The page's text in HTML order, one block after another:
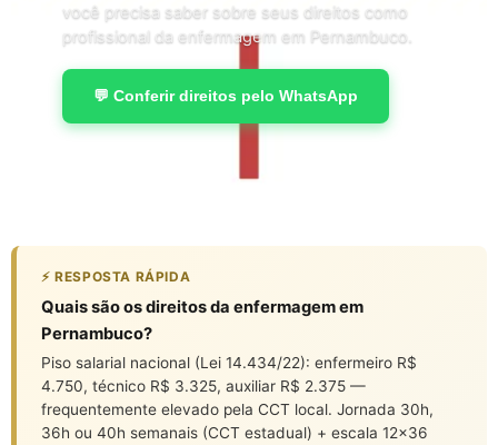
você precisa saber sobre seus direitos como
profissional da enfermagem em Pernambuco.
💬 Conferir direitos pelo WhatsApp
⚡ RESPOSTA RÁPIDA
Quais são os direitos da enfermagem em
Pernambuco?
Piso salarial nacional (Lei 14.434/22): enfermeiro R$
4.750, técnico R$ 3.325, auxiliar R$ 2.375 —
frequentemente elevado pela CCT local. Jornada 30h,
36h ou 40h semanais (CCT estadual) + escala 12×36